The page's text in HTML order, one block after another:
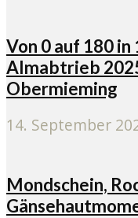
Von 0 auf 180 in
Almabtrieb
Obermieming
14. September
Mondschein,